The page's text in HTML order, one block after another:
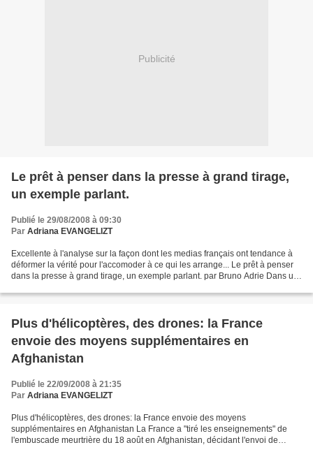
Publicité
Le prêt à penser dans la presse à grand tirage,
un exemple parlant.
Publié le 29/08/2008 à 09:30
Par Adriana EVANGELIZT
Excellente à l'analyse sur la façon dont les medias français ont tendance à
déformer la vérité pour l'accomoder à ce qui les arrange... Le prêt à penser
dans la presse à grand tirage, un exemple parlant. par Bruno Adrie Dans un
Plus d'hélicoptères, des drones: la France
envoie des moyens supplémentaires en
Afghanistan
Publié le 22/09/2008 à 21:35
Par Adriana EVANGELIZT
Plus d'hélicoptères, des drones: la France envoie des moyens
supplémentaires en Afghanistan La France a "tiré les enseignements" de
l'embuscade meurtrière du 18 août en Afghanistan, décidant l'envoi de